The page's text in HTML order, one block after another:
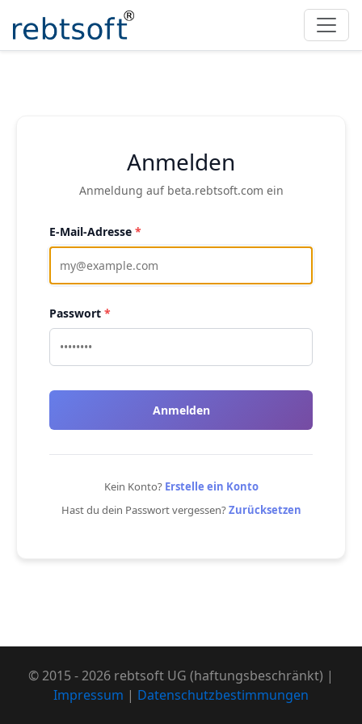
Anmelden
Anmeldung auf beta.rebtsoft.com ein
E-Mail-Adresse *
Passwort *
Anmelden
Kein Konto? Erstelle ein Konto
Hast du dein Passwort vergessen?Zurücksetzen
© 2015 - 2026 rebtsoft UG (haftungsbeschränkt) |
Impressum | Datenschutzbestimmungen